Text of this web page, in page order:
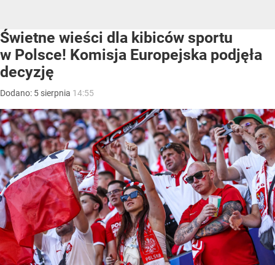
Świetne wieści dla kibiców sportu
w Polsce! Komisja Europejska podjęła
decyzję
Dodano: 5 sierpnia 14:55